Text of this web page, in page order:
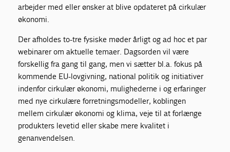
arbejder med eller ønsker at blive opdateret på cirkulær
økonomi.
Der afholdes to-tre fysiske møder årligt og ad hoc et par
webinarer om aktuelle temaer. Dagsorden vil være
forskellig fra gang til gang, men vi sætter bl.a. fokus på
kommende EU-lovgivning, national politik og initiativer
indenfor cirkulær økonomi, mulighederne i og erfaringer
med nye cirkulære forretningsmodeller, koblingen
mellem cirkulær økonomi og klima, veje til at forlænge
produkters levetid eller skabe mere kvalitet i
genanvendelsen.